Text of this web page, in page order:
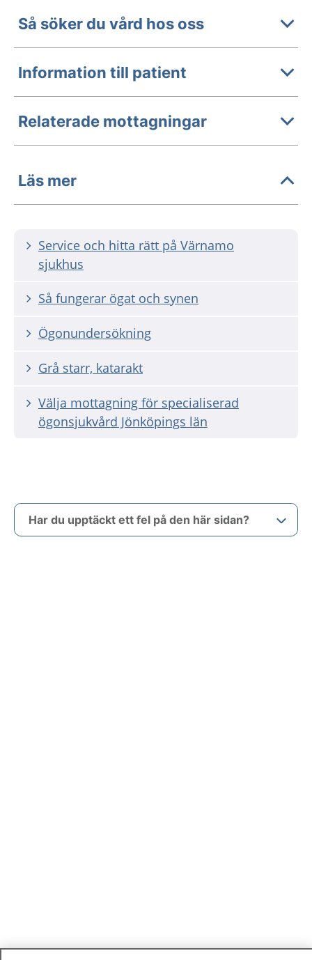
Så söker du vård hos oss
Information till patient
Relaterade mottagningar
Läs mer
Service och hitta rätt på Värnamo
sjukhus
Så fungerar ögat och synen
Ögonundersökning
Grå starr, katarakt
Välja mottagning för specialiserad
ögonsjukvård Jönköpings län
Har du upptäckt ett fel på den här sidan?